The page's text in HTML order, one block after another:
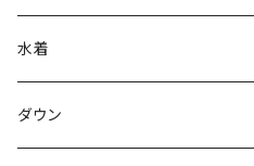
水着
～44/S
ダウン